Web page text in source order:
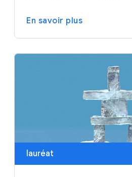
En savoir plus
lauréat